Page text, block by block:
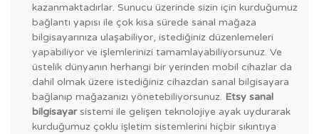
kazanmaktadırlar. Sunucu üzerinde sizin için kurduğumuz
bağlantı yapısı ile çok kısa sürede sanal mağaza
bilgisayarınıza ulaşabiliyor, istediğiniz düzenlemeleri
yapabiliyor ve işlemlerinizi tamamlayabiliyorsunuz. Ve
üstelik dünyanın herhangi bir yerinden mobil cihazlar da
dahil olmak üzere istediğiniz cihazdan sanal bilgisayara
bağlanıp mağazanızı yönetebiliyorsunuz. Etsy sanal
bilgisayarsistemi ile gelişen teknolojiye ayak uydurarak
kurduğumuz çoklu işletim sistemlerini hiçbir sıkıntıya